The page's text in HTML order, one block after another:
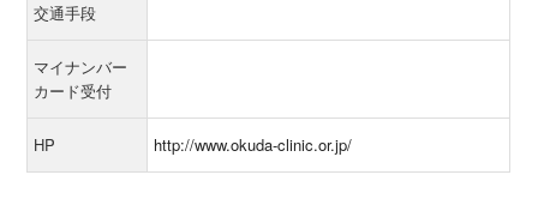
交通手段
マイナンバー
カード受付
HP http://www.okuda-clinic.or.jp/